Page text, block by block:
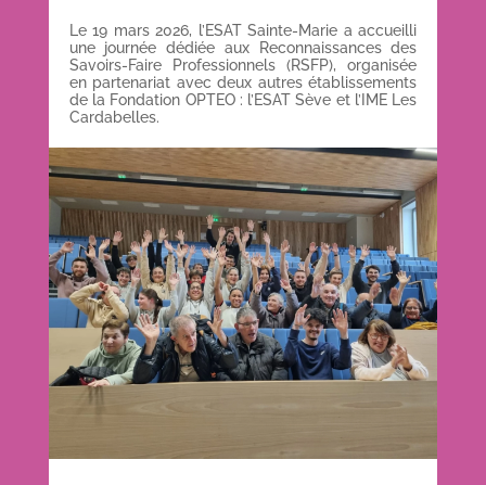
Le 19 mars 2026, l’ESAT Sainte-Marie a accueilli
une journée dédiée aux Reconnaissances des
Savoirs-Faire Professionnels (RSFP), organisée
en partenariat avec deux autres établissements
de la Fondation OPTEO : l’ESAT Sève et l’IME Les
Cardabelles.